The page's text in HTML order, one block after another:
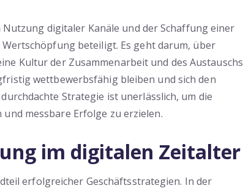
digitaler Kanäle und der Schaffung einer
beteiligt. Es geht darum, über
Kultur der Zusammenarbeit und des Austauschs
wettbewerbsfähig bleiben und sich den
Strategie ist unerlässlich, um die
messbare Erfolge zu erzielen.
im digitalen Zeitalter
erfolgreicher Geschäftsstrategien. In der